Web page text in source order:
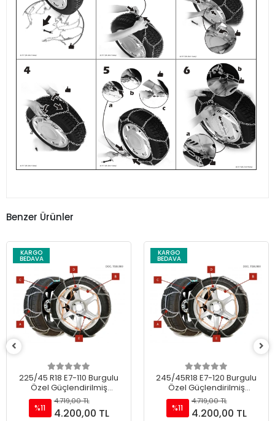
Benzer Ürünler
KARGO
BEDAVA
225/45 R18 E7-110 Burgulu
Özel Güçlendirilmiş
Takmatik Kar Zinciri
%11
4.719,00 TL
4.200,00 TL
KARGO
BEDAVA
245/45R18 E7-120 Burgulu
Özel Güçlendirilmiş
Takmatik Kar Zinciri
%11
4.719,00 TL
4.200,00 TL